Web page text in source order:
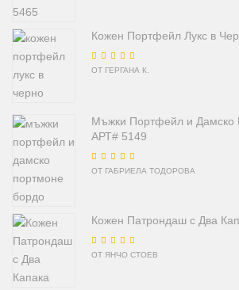
Кожен Портфейл Лукс в
Оценено на 5
ОТ ГЕРГАНА К.
Мъжки Портфейл и Дамско
АРТ# 5149
Оценено на 5 от
ОТ ГАБРИЕЛА ТОДОРОВА
Кожен Патрондаш с Два
Оценено на5 от
ОТ ЯНЧО СТОЕВ